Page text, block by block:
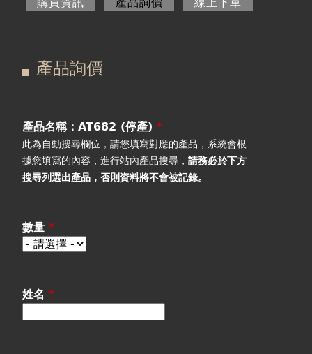
購買資訊
視聽室預約
線上商城
引
標
產品詢價
產品名稱：AT682 (停產)*
此為自動搜尋欄位，請您填寫對應的產品，系統會根
據您填寫的內容，進行站內產品搜尋，請務必於下方
搜尋列選出產品 ，否則資料將不會被記錄。
數量*
姓名*